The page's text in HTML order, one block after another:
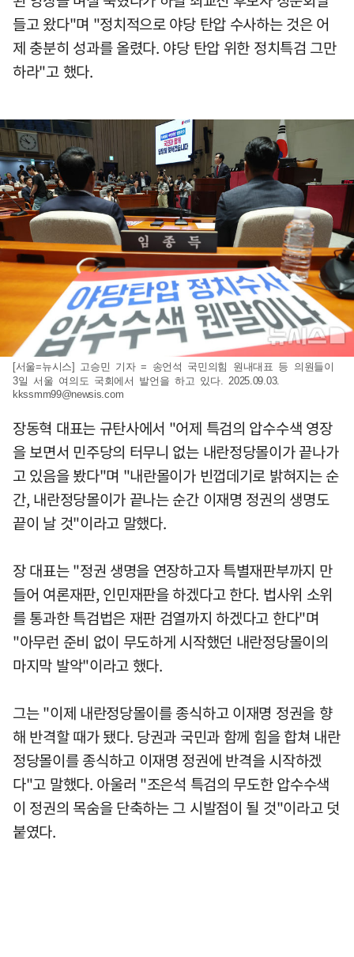
들고 왔다"며 "정치적으로 야당 탄압 수사하는 것은 어
제 충분히 성과를 올렸다. 야당 탄압 위한 정치특검 그만
하라"고 했다.
[서울=뉴시스] 고승민 기자 = 송언석 국민의힘 원내대표 등 의원들이
3일 서울 여의도 국회에서 발언을 하고 있다. 2025.09.03.
kkssmm99@newsis.com
장동혁 대표는 규탄사에서 "어제 특검의 압수수색 영장
을 보면서 민주당의 터무니 없는 내란정당몰이가 끝나가
고 있음을 봤다"며 "내란몰이가 빈껍데기로 밝혀지는 순
간, 내란정당몰이가 끝나는 순간 이재명 정권의 생명도
끝이 날 것"이라고 말했다.
장 대표는 "정권 생명을 연장하고자 특별재판부까지 만
들어 여론재판, 인민재판을 하겠다고 한다. 법사위 소위
를 통과한 특검법은 재판 검열까지 하겠다고 한다"며
"아무런 준비 없이 무도하게 시작했던 내란정당몰이의
마지막 발악"이라고 했다.
그는 "이제 내란정당몰이를 종식하고 이재명 정권을 향
해 반격할 때가 됐다. 당권과 국민과 함께 힘을 합쳐 내란
정당몰이를 종식하고 이재명 정권에 반격을 시작하겠
다"고 말했다. 아울러 "조은석 특검의 무도한 압수수색
이 정권의 목숨을 단축하는 그 시발점이 될 것"이라고 덧
붙였다.